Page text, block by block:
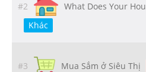
#2
What Does Your
Khác
#3 Mua Sắm ở Siêu Thị